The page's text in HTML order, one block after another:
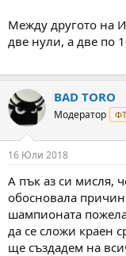
Между другото на
две нули, а две по
BAD TORO
Модератор
16 Юли 2018
А пък аз си мисля,
обосновала
шампионата
да се сложи краен
ще създадем на